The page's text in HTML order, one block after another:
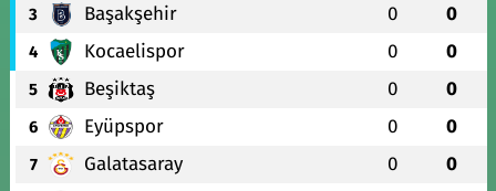
3 Başakşehir 0 0
4 Kocaelispor 0 0
5 Beşiktaş 0 0
6 Eyüpspor 0 0
7 Galatasaray 0 0